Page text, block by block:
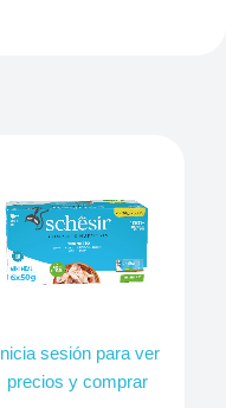
Inicia sesión para ver
precios y comprar